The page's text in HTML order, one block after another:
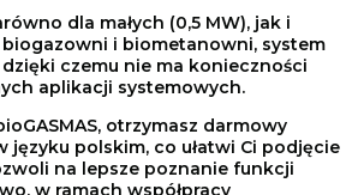
dla małych (0,5 MW), jak i
biogazowni i biometanowni, system
dzięki czemu nie ma konieczności
aplikacji systemowych.
otrzymasz darmowy
języku polskim, co ułatwi Ci podjęcie
na lepsze poznanie funkcji
w ramach współpracy